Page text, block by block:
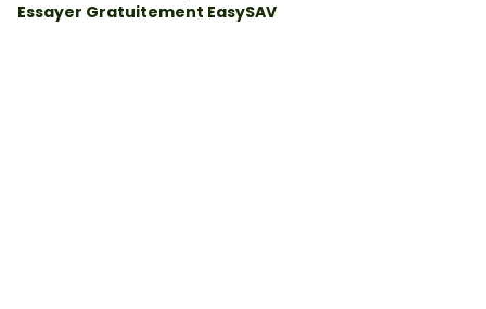
Essayer Gratuitement EasySAV